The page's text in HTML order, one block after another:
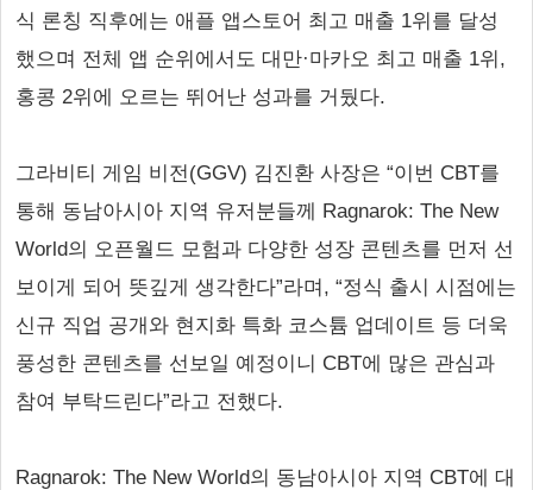
식 론칭 직후에는 애플 앱스토어 최고 매출 1위를 달성
했으며 전체 앱 순위에서도 대만·마카오 최고 매출 1위,
홍콩 2위에 오르는 뛰어난 성과를 거뒀다.
그라비티 게임 비전(GGV) 김진환 사장은 “이번 CBT를
통해 동남아시아 지역 유저분들께 Ragnarok: The New
World의 오픈월드 모험과 다양한 성장 콘텐츠를 먼저 선
보이게 되어 뜻깊게 생각한다”라며, “정식 출시 시점에는
신규 직업 공개와 현지화 특화 코스튬 업데이트 등 더욱
풍성한 콘텐츠를 선보일 예정이니 CBT에 많은 관심과
참여 부탁드린다”라고 전했다.
Ragnarok: The New World의 동남아시아 지역 CBT에 대